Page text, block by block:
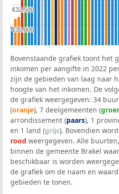
€30.000
€30.000
€32.500
€32.500
Bovenstaande grafiek toont het
inkomen per aangifte in 2022
zijn de gebieden van laag naar
hoogte van het inkomen. De
de grafiek weergegeven: 34
(oranje), 7 deelgemeenten (
arrondissement (paars), 1
en 1 land (grijs). Bovendien
rood weergegeven. Alle
binnen de gemeente Brakel
beschikbaar is worden
de grafiek om de naam en
gebieden te tonen.